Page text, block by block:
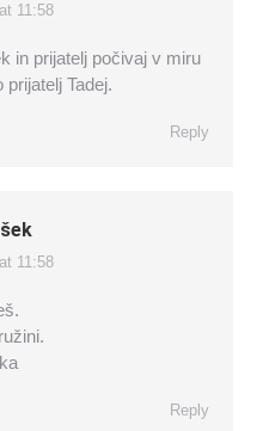
11:58
in prijatelj počivaj v miru
prijatelj Tadej.
Reply
11:58
Reply